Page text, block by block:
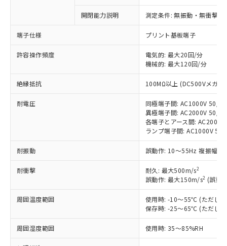
開閉能力説明 測定条件: 無振動・無衝撃
端子仕様 プリント基板端子
許容操作頻度
電気的: 最大20回/分
機械的: 最大120回/分
絶縁抵抗 100MΩ以上 (DC500Vメガ)
耐電圧
同極端子間: AC1000V 50/
異極端子間: AC2000V 50/
各端子とアース間:
ランプ端子間: AC1000V
耐振動 誤動作: 10～55Hz 複振幅
耐衝撃 耐久: 最大500m/s2
誤動作: 最大150m/s2 (誤動
周囲温度範囲
使用時: -10～55℃ (ただし
保存時: -25～65℃ (ただし
周囲湿度範囲 使用時: 35～85%RH
以下の条件をお読みいただき、同意のうえ
本サービスは、当社制御機器事業取扱
商品の当社在庫状況および標準価格
(税抜)を提供させていただくもので
当社制御機器事業取扱商品の中には、
本サービスの対象外となる商品もある
ことをご了承ください。
在庫状況および標準価格照会結果は、
記載している更新日時点での社内デー
タに基づき作成されるものであり、閲
対応済み：EU RoHS指令（10物質）の
非含有に対応した製品が提供可能な商品で
対応予定：EU RoHS指令（10物質）の非含
有に対応した製品に切り替える予定のある
商品です。
対応予定なし：EU RoHS指令（10物質）の
非含有に非対応の商品で、対応品を出す予
調査・確認中：EU RoHS指令（10物質）の
非含有の対応状況を調査中または確認中の
非該当品：ライセンス料など無形物で、有
害物質有無と関係のない商品です。
仕入先様の事情により、非含有部品として
いたものが、含有品と判明した場合などや
むを得ず変更することがあります。
鉛(Pb) 1000ppm以下、 水銀(Hg) 1000ppm以下、 カド
「○」：最大均質材料含有率が中国RoHSの
「×」：最大均質材料含有率が中国RoHSの
基準値を超えていることを示します。
「－」：未確認です。当社販売部門へお問
*中国RoHS10物質の基準値 (GB/T26572)：
当社は、これら貴社製品のうち、外国
為替および外国貿易法に定める商品
（以下｢規制貨物等」という）を輸出
または国外への提供する場合は、日本
国政府の輸出許可(または役務取引許
記